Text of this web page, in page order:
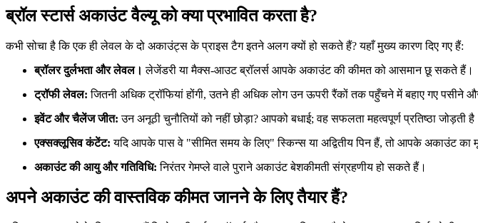
ब्रॉल स्टार्स अकाउंट वैल्यू को क्या प्रभावित करता है?
कभी सोचा है कि एक ही लेवल के दो अकाउंट्स के प्राइस टैग इतने अलग क्यों हो सकते हैं? यहाँ मुख्य कारण दिए गए हैं:
ब्रॉलर दुर्लभता और लेवल। लेजेंडरी या मैक्स-आउट ब्रॉलर्स आपके अकाउंट की कीमत को आसमान छू सकते हैं।
ट्रॉफी लेवल: जितनी अधिक ट्रॉफियां होंगी, उतने ही अधिक लोग उन ऊपरी रैंकों तक पहुँचने में बहाए गए
इवेंट और चैलेंज जीत: उन अनूठी चुनौतियों को नहीं छोड़ा? आपको बधाई; वह सफलता महत्वपूर्ण प्रतिष्ठा जोड़ती
एक्सक्लूसिव कंटेंट: यदि आपके पास वे "सीमित समय के लिए" स्किन्स या अद्वितीय पिन हैं, तो आपके अकाउंट का
अकाउंट की आयु और गतिविधि: निरंतर गेमप्ले वाले पुराने अकाउंट बेशकीमती संग्रहणीय हो सकते हैं।
अपने अकाउंट की वास्तविक कीमत जानने के लिए तैयार हैं?